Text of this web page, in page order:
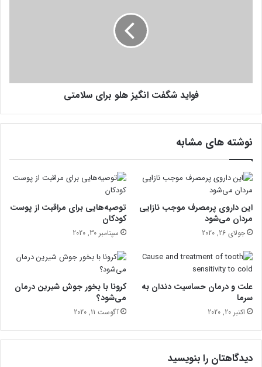
ن
ت
ز
ه
و
ب
ر
ا
ی
ل
ا
ت
ی
فواید شگفت انگیز هلو برای سلامتی
نوشته های مشابه
این داروی پرمصرف موجب نازایی
مردان می‌شود
جولای 26, 2020
توصیه‌هایی برای مراقبت از پوست
کودکان
سپتامبر 30, 2020
علت و درمان حساسیت دندان به
سرما
اکتبر 20, 2020
کرونا با بخور جوش شیرین درمان
می‌شود؟
آگوست 11, 2020
دیدگاهتان را بنویسید